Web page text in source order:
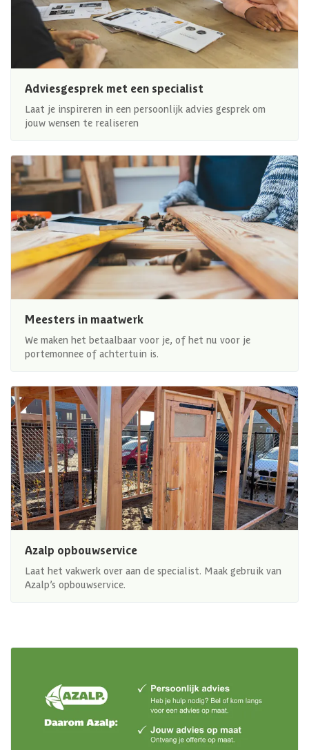
Adviesgesprek met een specialist
Laat je inspireren in een persoonlijk advies gesprek om
jouw wensen te realiseren
Meesters in maatwerk
We maken het betaalbaar voor je, of het nu voor je
portemonnee of achtertuin is.
Azalp opbouwservice
Laat het vakwerk over aan de specialist. Maak gebruik van
Azalp’s opbouwservice.